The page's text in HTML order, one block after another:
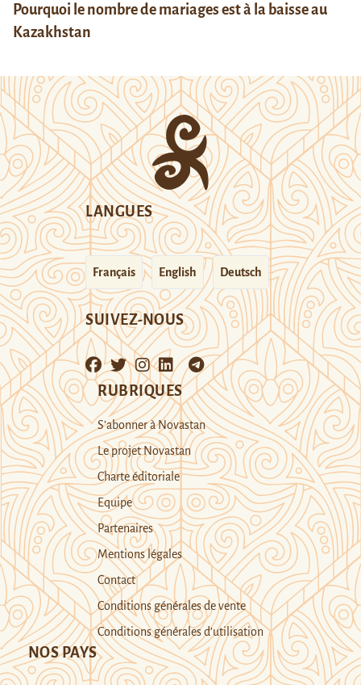
Pourquoi le nombre de mariages est à la baisse au
Kazakhstan
LANGUES
Français English Deutsch
SUIVEZ-NOUS
RUBRIQUES
S’abonner à Novastan
Le projet Novastan
Charte éditoriale
Equipe
Partenaires
Mentions légales
Contact
Conditions générales de vente
Conditions générales d’utilisation
NOS PAYS